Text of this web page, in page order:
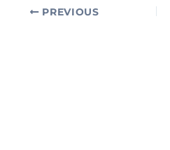
PREVIOUS